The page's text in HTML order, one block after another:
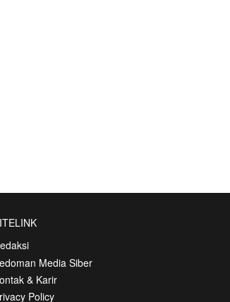
Media Siber
& Karir
Policy